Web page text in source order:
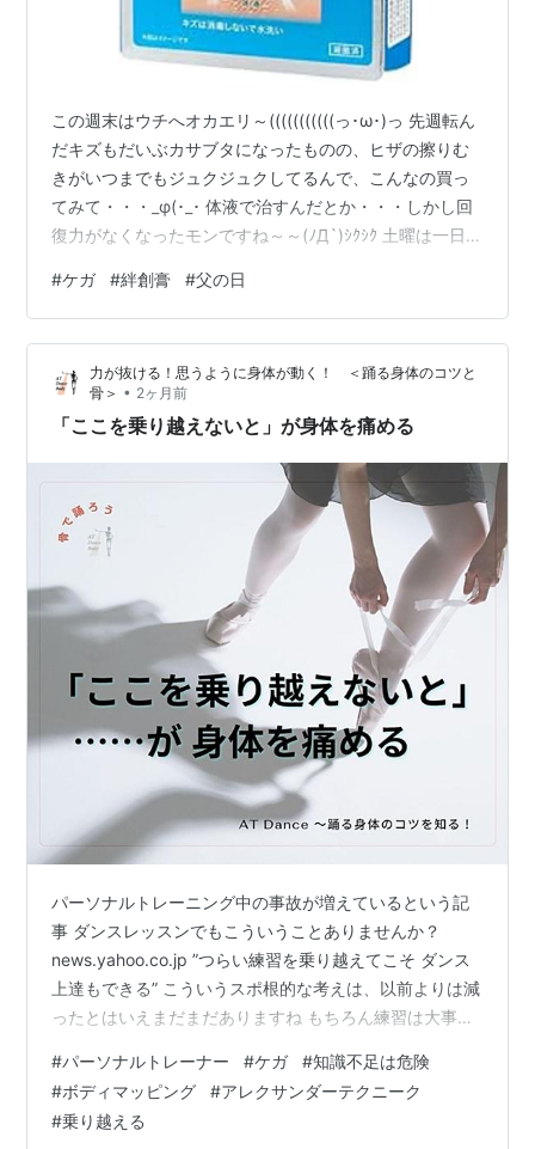
この週末はウチへオカエリ～(((((((((((っ･ω･)っ 先週転ん
だキズもだいぶカサブタになったものの、ヒザの擦りむ
きがいつまでもジュクジュクしてるんで、こんなの買っ
てみて・・・_φ(･_･ 体液で治すんだとか・・・しかし回
復力がなくなったモンですね～～(ﾉД`)ｼｸｼｸ 土曜は一日雨
トいい御飯作ってくれて・・・( ^^) _旦~~ 日曜はかみさ
んはお出掛け、お天気も良くなったんでムスメらとお散
歩がてら駅前まで(((((((((((っ･ω･)っ 今日はお休みとって
先日の検査結果を聴きにいってコッチへ戻り～
(((((((((((っ･ω･)っ…
#ケガ #絆創膏 #父の日
力が抜ける！思うように身体が動く！ ＜踊る身体のコツと
骨＞ • 2ヶ月前
「ここを乗り越えないと」が身体を痛める
パーソナルトレーニング中の事故が増えているという記
事 ダンスレッスンでもこういうことありませんか？
news.yahoo.co.jp ”つらい練習を乗り越えてこそ ダンス
上達もできる” こういうスポ根的な考えは、以前よりは減
ったとはいえまだまだありますね もちろん練習は大事で
さんが不安を伝えているのに 「ここを乗り越えないと
💪」 そう言って無理をさせる（させられる） 一番ダメな
やつです （ダンスでも似たことありますね） これはパー
#パーソナルトレーナー #ケガ #知識不足は危険
#ボディマッピング #アレクサンダーテクニーク
#乗り越える